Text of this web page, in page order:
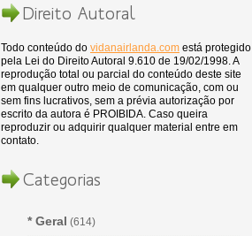
Direito Autoral
Todo conteúdo do vidanairlanda.com está protegido
pela Lei do Direito Autoral 9.610 de 19/02/1998. A
reprodução total ou parcial do conteúdo deste site
em qualquer outro meio de comunicação, com ou
sem fins lucrativos, sem a prévia autorização por
escrito da autora é PROIBIDA. Caso queira
reproduzir ou adquirir qualquer material entre em
contato.
Categorias
* Geral (614)